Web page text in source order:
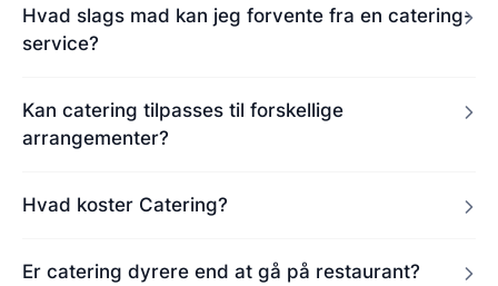
Hvad slags mad kan jeg forvente fra en catering-
service?
Kan catering tilpasses til forskellige
arrangementer?
Hvad koster Catering?
Er catering dyrere end at gå på restaurant?